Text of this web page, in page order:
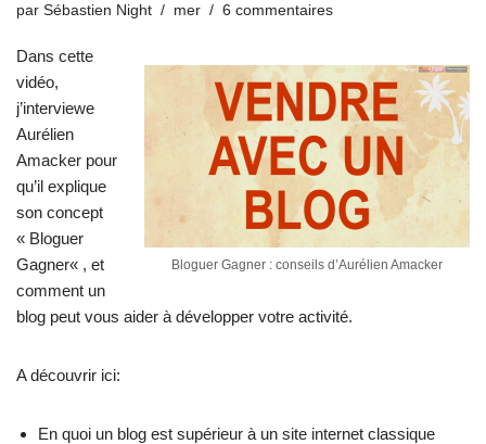
par Sébastien Night mer 6 commentaires
Bloguer Gagner : conseils d’Aurélien Amacker
Dans cette
vidéo,
j’interviewe
Aurélien
Amacker pour
qu’il explique
son concept
« Bloguer
Gagner« , et
comment un
blog peut vous aider à développer votre activité.
A découvrir ici:
En quoi un blog est supérieur à un site internet classique